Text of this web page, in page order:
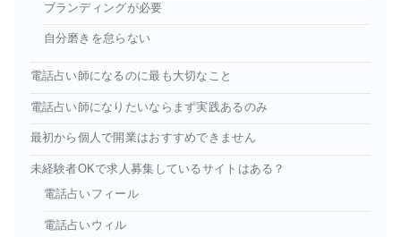
ブランディングが必要
自分磨きを怠らない
電話占い師になるのに最も大切なこと
電話占い師になりたいならまず実践あるのみ
最初から個人で開業はおすすめできません
未経験者OKで求人募集しているサイトはある？
電話占いフィール
電話占いウィル